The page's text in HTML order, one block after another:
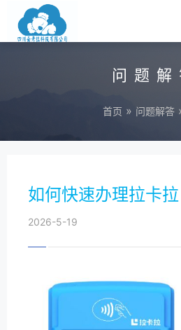
问题解
首页 » 问题解答
如何快速办理拉卡
2026-5-19